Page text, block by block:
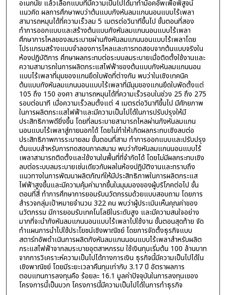
อเนกนัย แล้วเลือกแบบที่มีความเป็นไปได้มาทำม็อคอัพเพื่อพิสูจน์
แนวคิด ผลการศึกษาพบว่าต้นแบบกังหันลมแกนนอนแบบไร้เพลา
สามารถหมุนได้ที่ความเร็วลม 5 เมตรต่อวินาทีขึ้นไป ขั้นตอนที่สอง
ทำการออกแบบและสร้างต้นแบบกังหันลมแกนนอนแบบไร้เพลา
ศึกษาการไหลของลมระบายผ่านกังหันลมแกนนอนแบบไร้เพลาโดย
โปรแกรมสร้างแบบจำลองการไหลและการทดสอบจากต้นแบบจริงใน
ห้องปฏิบัติการ ศึกษาผลกระทบต่อระบบลมระบายเมื่อติดตั้งใช้งานและ
ความสามารถในการผลิตกระแสไฟฟ้าของต้นแบบกังหันลมแกนนอน
แบบไร้เพลาที่มุมของแกนยึดใบพัดที่ต่างกัน พบว่าในเชิงเทคนิค
ต้นแบบกังหันลมแกนนอนแบบไร้เพลาที่มีมุมของแกนยึดใบพัดตั้งแต่
105 ถึง 150 องศา สามารถหมุนได้ที่ความเร็วรอบในช่วง 25 ถึง 275
รอบต่อนาที เมื่อความเร็วลมตั้งแต่ 4 เมตรต่อวินาทีขึ้นไป มีศักยภาพ
ในการผลิตกระแสไฟฟ้าและมีความเป็นไปได้ในการปรับปรุงให้มี
ประสิทธิภาพดียิ่งขึ้น โดยที่ลมระบายสามารถไหลผ่านกังหันลมแกน
นอนแบบไร้เพลาสู่ภายนอกได้ โดยไม่ทำให้เกิดผลกระทบเชิงลบต่อ
ประสิทธิภาพการระบายลม ขั้นตอนที่สาม ทำการออกแบบและปรับปรุง
ต้นแบบสำหรับการทดสอบภาคสนาม พบว่ากังหันลมแกนนอนแบบไร้
เพลาสามารถติดตั้งและใช้งานในพื้นที่ที่จำกัดได้ โดยไม่มีผลกระทบเชิง
ลบต่อระบบลมระบายเช่นเดียวกับผลในห้องปฏิบัติงานและทราบถึง
แนวทางในการพัฒนาผลิตภัณฑ์ให้มีประสิทธิภาพในการผลิตกระแส
ไฟฟ้าสูงขึ้นและมีความคุ้มค่ามากขึ้นในมุมมองของผู้บริโภคต่อไป ขั้น
ตอนที่สี่ ทำการศึกษาการยอมรับนวัตกรรมด้วยแบบสอบถาม โดยการ
สำรวจกลุ่มเป้าหมายจำนวน 322 คน พบว่าผู้ประเมินเห็นคุณค่าของ
นวัตกรรม มีการยอมรับเทคโนโลยีในระดับสูง และมีความสนใจอย่าง
มากที่จะนำกังหันลมแกนนอนแบบไร้เพลาไปใช้งาน ขั้นตอนสุดท้าย จัด
ทำแผนการนำไปใช้ประโยชน์เชิงพาณิชย์ โดยการจัดตั้งธุรกิจแบบ
สตาร์ทอัพดำเนินการผลิตกังหันลมแกนนอนแบบไร้เพลาสำหรับผลิต
กระแสไฟฟ้าจากลมระบายอุตสาหกรรม ใช้เงินทุนเริ่มต้น 100 ล้านบาท
จากการวิเคราะห์ความเป็นไปได้ทางการเงิน ธุรกิจนี้มีความเป็นไปได้ใน
เชิงพาณิชย์ โดยมีระยะเวลาคืนทุนเท่ากับ 3.17 ปี อัตราผลการ
ตอบแทนการลงทุนคือ ร้อยละ 16.1 มูลค่าปัจจุบันในการลงทุนเของ
โครงการนี้เป็นบวก โครงการนี้มีความเป็นไปได้ในการทำธุรกิจ